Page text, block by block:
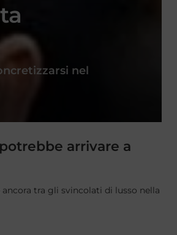
nel
arrivare a
tra gli svincolati di lusso nella